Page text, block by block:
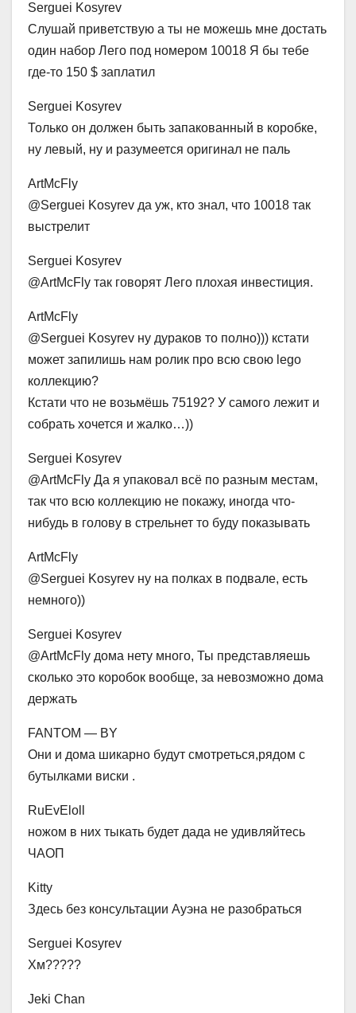
Serguei Kosyrev
Слушай приветствую а ты не можешь мне достать
один набор Лего под номером 10018 Я бы тебе
где-то 150 $ заплатил
Serguei Kosyrev
Только он должен быть запакованный в коробке,
ну левый, ну и разумеется оригинал не паль
ArtMcFly
@Serguei Kosyrev да уж, кто знал, что 10018 так
выстрелит
Serguei Kosyrev
@ArtMcFly так говорят Лего плохая инвестиция.
ArtMcFly
@Serguei Kosyrev ну дураков то полно))) кстати
может запилишь нам ролик про всю свою lego
коллекцию?
Кстати что не возьмёшь 75192? У самого лежит и
собрать хочется и жалко…))
Serguei Kosyrev
@ArtMcFly Да я упаковал всё по разным местам,
так что всю коллекцию не покажу, иногда что-
нибудь в голову в стрельнет то буду показывать
ArtMcFly
@Serguei Kosyrev ну на полках в подвале, есть
немного))
Serguei Kosyrev
@ArtMcFly дома нету много, Ты представляешь
сколько это коробок вообще, за невозможно дома
держать
FANTOM — BY
Они и дома шикарно будут смотреться,рядом с
бутылками виски .
RuEvEloll
ножом в них тыкать будет дада не удивляйтесь
ЧАОП
Kitty
Здесь без консультации Ауэна не разобраться
Serguei Kosyrev
Хм?????
Jeki Chan